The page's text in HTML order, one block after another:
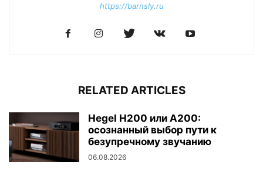
https://barnsly.ru
RELATED ARTICLES
Hegel H200 или A200:
осознанный выбор пути к
безупречному звучанию
06.08.2026